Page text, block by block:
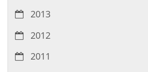
2013
2012
2011